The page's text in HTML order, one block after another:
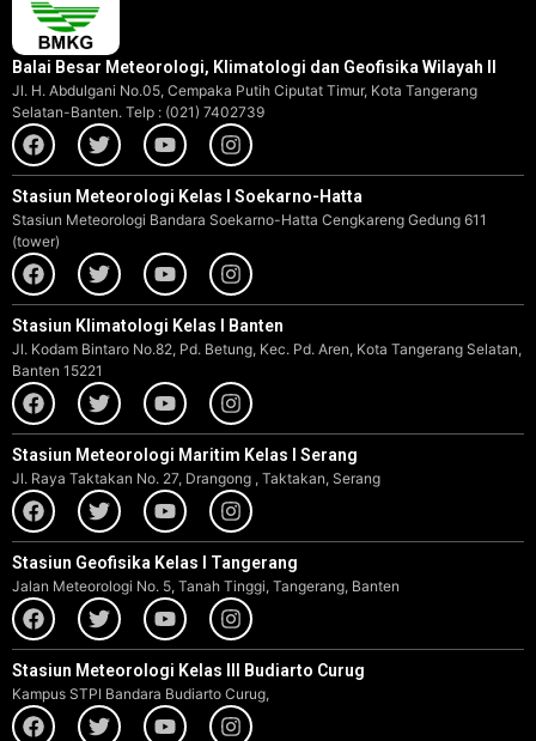
Balai Besar Meteorologi, Klimatologi dan Geofisika Wilayah II
Jl. H. Abdulgani No.05, Cempaka Putih Ciputat Timur, Kota Tangerang
Selatan-Banten. Telp : (021) 7402739
Stasiun Meteorologi Kelas I Soekarno-Hatta
Stasiun Meteorologi Bandara Soekarno-Hatta Cengkareng Gedung 611
(tower)
Stasiun Klimatologi Kelas I Banten
Jl. Kodam Bintaro No.82, Pd. Betung, Kec. Pd. Aren, Kota Tangerang Selatan,
Banten 15221
Stasiun Meteorologi Maritim Kelas I Serang
Jl. Raya Taktakan No. 27, Drangong , Taktakan, Serang
Stasiun Geofisika Kelas I Tangerang
Jalan Meteorologi No. 5, Tanah Tinggi, Tangerang, Banten
Stasiun Meteorologi Kelas III Budiarto Curug
Kampus STPI Bandara Budiarto Curug,